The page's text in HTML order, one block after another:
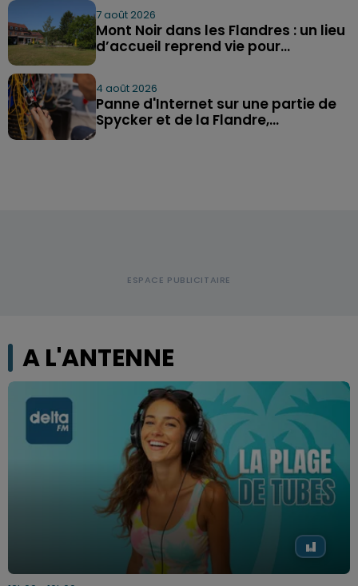
7 août 2026
Mont Noir dans les Flandres : un lieu
d’accueil reprend vie pour...
4 août 2026
Panne d'Internet sur une partie de
Spycker et de la Flandre,...
A L'ANTENNE